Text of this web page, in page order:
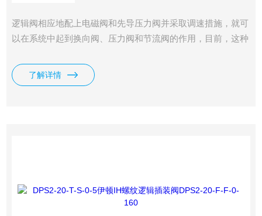
逻辑阀相应地配上电磁阀和先导压力阀并采取调速措施，就可
以在系统中起到换向阀、压力阀和节流阀的作用，目前，这种
围：大型机床、折床、压铸机、塑料射出成型机、轧铜机及各
种重型产业机械及车辆和船舶等。.我司供应有伊顿IH逻辑插
了解详情